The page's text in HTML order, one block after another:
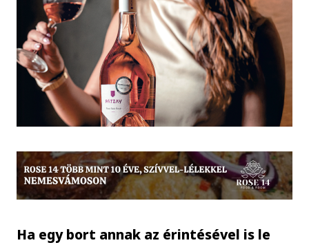
Ha egy bort annak az érintésével is le